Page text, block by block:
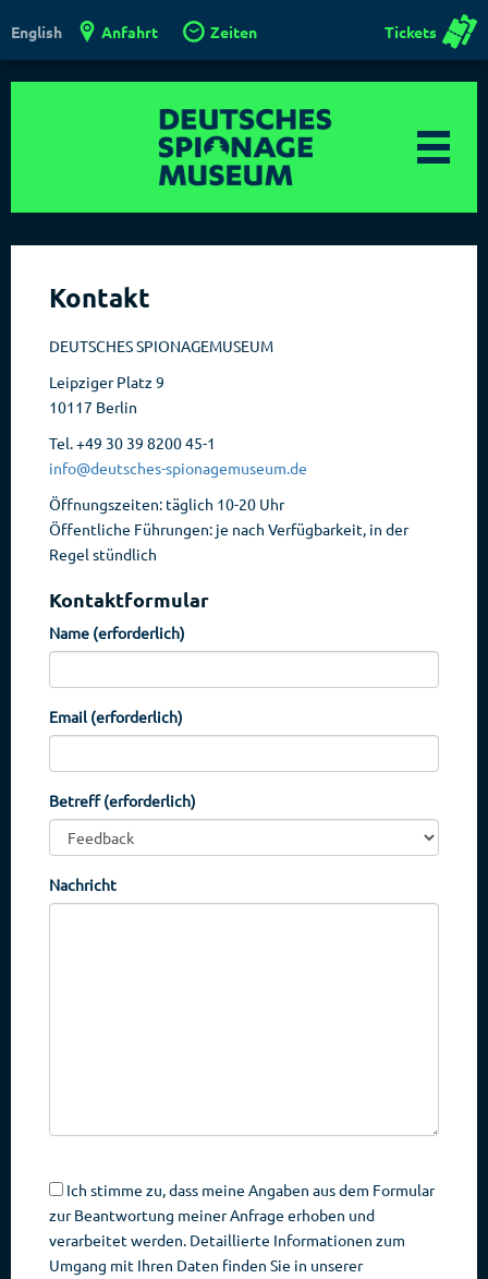
English Anfahrt Zeiten Tickets
Kontakt
DEUTSCHES SPIONAGEMUSEUM
Leipziger Platz 9
10117 Berlin
Tel. +49 30 39 8200 45-1
info@deutsches-spionagemuseum.de
Öffnungszeiten: täglich 10-20 Uhr
Öffentliche Führungen: je nach Verfügbarkeit, in der
Regel stündlich
Kontaktformular
Name (erforderlich)
Email (erforderlich)
Betreff (erforderlich)
Nachricht
Ich stimme zu, dass meine Angaben aus dem Formular
zur Beantwortung meiner Anfrage erhoben und
verarbeitet werden. Detaillierte Informationen zum
Umgang mit Ihren Daten finden Sie in unserer